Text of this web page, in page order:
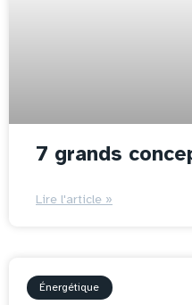
7 grands
Lire l'article »
Énergétique